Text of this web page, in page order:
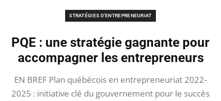
STRATÉGIES D'ENTREPRENEURIAT
PQE : une stratégie gagnante pour
accompagner les entrepreneurs
EN BREF Plan québécois en entrepreneuriat 2022-
2025 : initiative clé du gouvernement pour le succès